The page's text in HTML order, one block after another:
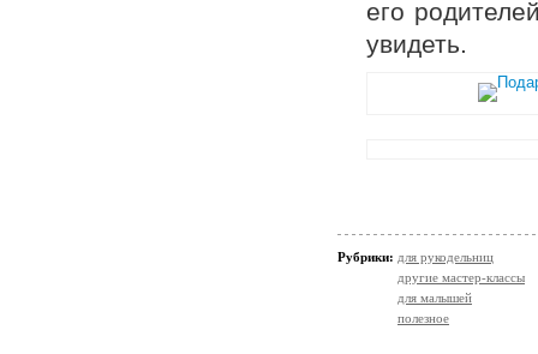
его
увидеть.
Рубрики: для рукодельниц
другие мастер-классы
для малышей
полезное